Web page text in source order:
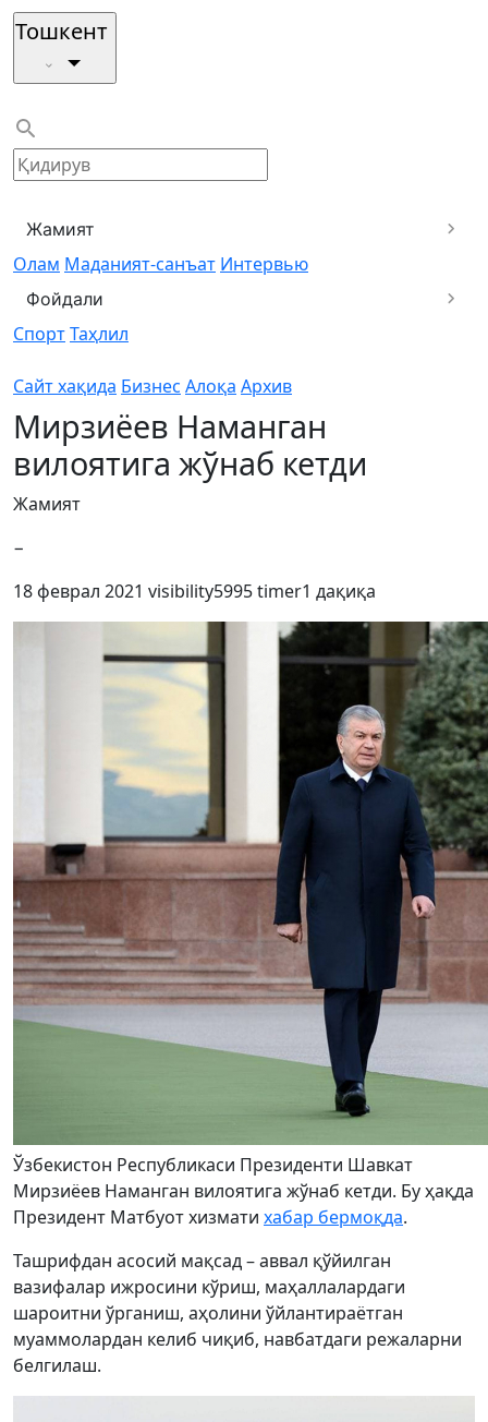
Тошкент
Жамият
Олам Маданият-санъат Интервью
Фойдали
СпортТаҳлил
Сайт хақида Бизнес Алоқа Архив
Мирзиёев Наманган
вилоятига жўнаб кетди
Жамият
−
18 феврал 2021 visibility5995timer1 дақиқа
Ўзбекистон Республикаси Президенти Шавкат
Мирзиёев Наманган вилоятига жўнаб кетди. Бу ҳақда
Президент Матбуот хизмати хабар бермоқда.
Ташрифдан асосий мақсад – аввал қўйилган
вазифалар ижросини кўриш, маҳаллалардаги
шароитни ўрганиш, аҳолини ўйлантираётган
муаммолардан келиб чиқиб, навбатдаги режаларни
белгилаш.